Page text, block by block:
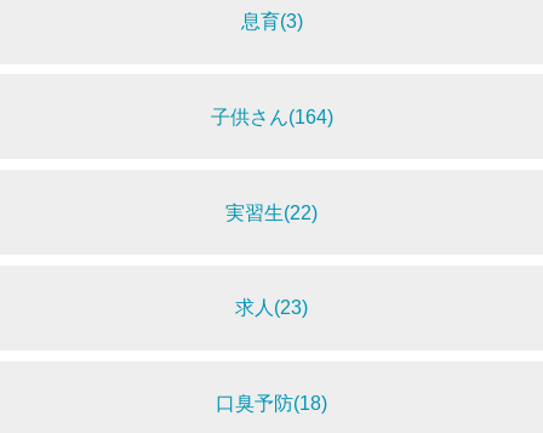
息育(3)
子供さん(164)
実習生(22)
求人(23)
口臭予防(18)